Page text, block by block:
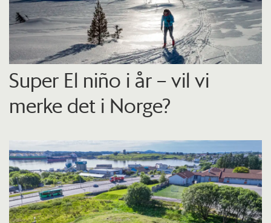
Super El niño i år – vil vi
merke det i Norge?